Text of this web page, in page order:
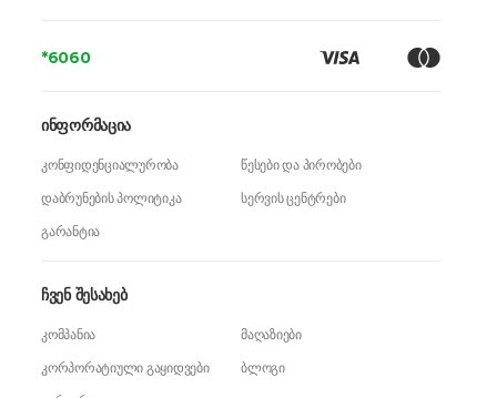
*6060
ჩვენ შესახებ
კომპანია
მაღაზიები
კორპორატიული გაყიდვები
ბლოგი
ინფორმაცია
კონფიდენციალურობა
წესები და პირობები
დაბრუნების პოლიტიკა
სერვის ცენტრები
გარანტია